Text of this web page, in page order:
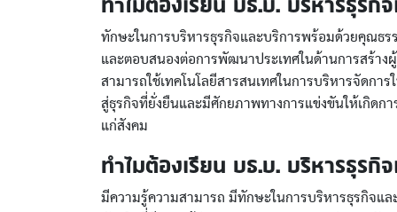
ทักษะในการบริหารธุรกิจและบริการพร้อมด้วยคุณธ
และตอบสนองต่อการพัฒนาประเทศในด้านการสร้า
สามารถใช้เทคโนโลยีสารสนเทศในการบริหารจัดก
สู่ธุรกิจที่ยั่งยืนและมีศักยภาพทางการแข่งขันให้เกิดก
แก่สังคม
ทำไมต้องเรียน บธ.บ. บริหารธุรกิ
มีความรู้ความสามารถ มีทักษะในการบริหารธุรกิจแ